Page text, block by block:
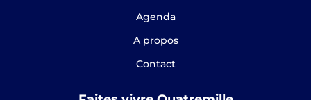
Agenda
A propos
Contact